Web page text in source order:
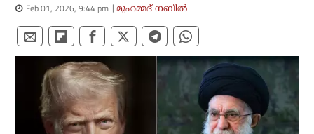
Feb 01, 2026, 9:44 pm മുഹമ്മദ് നബീല്‍